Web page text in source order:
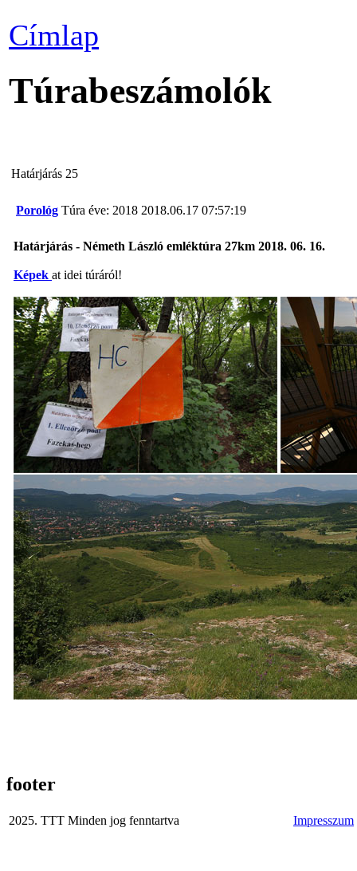
Címlap
Túrabeszámolók
Határjárás 25
Porológ Túra éve: 2018 2018.06.17 07:57:19
Határjárás - Németh László emléktúra 27km 2018. 06. 16.
Képek at idei túráról!
footer
2025. TTT Minden jog fenntartva Impresszum